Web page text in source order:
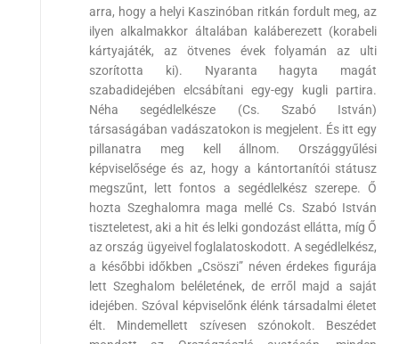
arra, hogy a helyi Kaszinóban ritkán fordult meg, az
ilyen alkalmakkor általában kaláberezett (korabeli
kártyajáték, az ötvenes évek folyamán az ulti
szorította ki). Nyaranta hagyta magát
szabadidejében elcsábítani egy-egy kugli partira.
Néha segédlelkésze (Cs. Szabó István)
társaságában vadászatokon is megjelent. És itt egy
pillanatra meg kell állnom. Országgyűlési
képviselősége és az, hogy a kántortanítói státusz
megszűnt, lett fontos a segédlelkész szerepe. Ő
hozta Szeghalomra maga mellé Cs. Szabó István
tiszteletest, aki a hit és lelki gondozást ellátta, míg Ő
az ország ügyeivel foglalatoskodott. A segédlelkész,
a későbbi időkben „Csöszi” néven érdekes figurája
lett Szeghalom beléletének, de erről majd a saját
idejében. Szóval képviselőnk élénk társadalmi életet
élt. Mindemellett szívesen szónokolt. Beszédet